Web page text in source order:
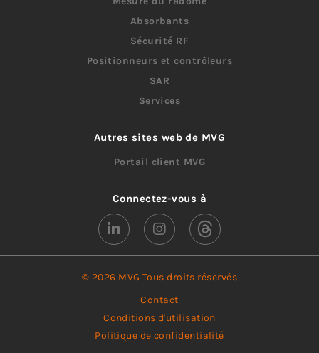
Absorbants
Sécurité RF
Positionneurs et contrôleurs
SAR
Services
Autres sites web de MVG
Portail client MVG
Connectez-vous à
© 2026 MVG Tous droits réservés
Contact
Conditions d'utilisation
Politique de confidentialité